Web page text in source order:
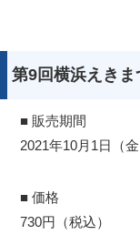
第9回横浜えき
■ 販売期間
2021年10月1日（
■ 価格
730円（税込）